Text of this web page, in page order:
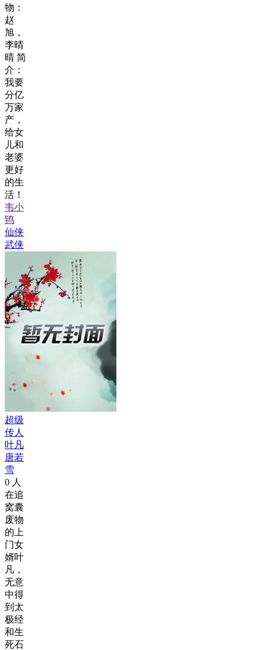
物：
赵
旭，
李晴
晴 简
介：
我要
分亿
万家
产，
给女
儿和
老婆
更好
的生
活！
韦小
鸨
仙侠
武侠
超级
传人
叶凡
唐若
雪
0 人
在追
窝囊
废物
的上
门女
婿叶
凡，
无意
中得
到太
极经
和生
死石